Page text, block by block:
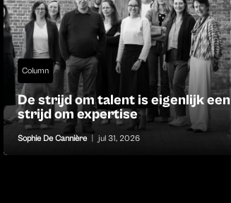
Column
De strijd om talent is eigenlijk een
strijd om expertise
Sophie De Cannière jul 31, 2026